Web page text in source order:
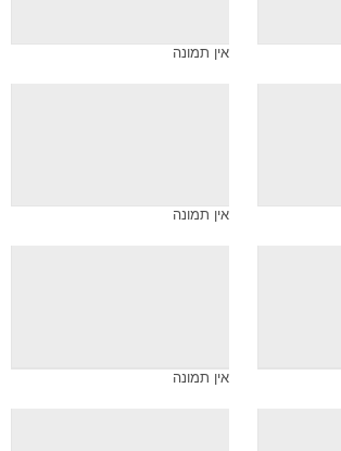
אין תמונה
אין תמונה
אין תמונה